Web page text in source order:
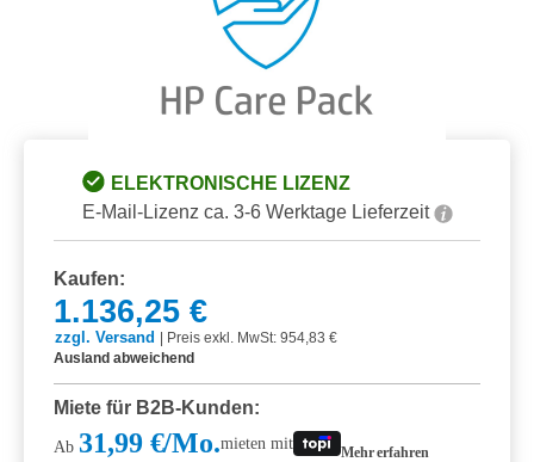
ELEKTRONISCHE LIZENZ
E-Mail-Lizenz ca. 3-6 Werktage Lieferzeit
Kaufen:
1.136,25 €
zzgl. Versand
Preis exkl. MwSt: 954,83 €
Ausland abweichend
Miete für B2B-Kunden:
Ab 31,99 €/Mo.mieten mit Mehr erfahren